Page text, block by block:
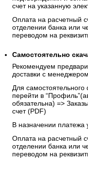
счет на указанную
Оплата на расчетный
отделении банка или
переводом на
Самостоятельно
Рекомендуем
доставки с
Для
перейти в
обязательна) =>
счет (PDF)
В назначении платежа
Оплата на расчетный
отделении банка или
переводом на